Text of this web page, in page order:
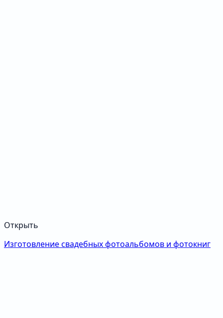
Открыть
Изготовление свадебных фотоальбомов и фотокниг